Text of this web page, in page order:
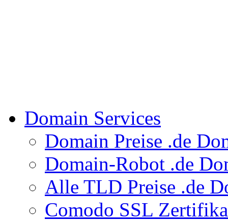
Domain Services
Domain Preise .de
Domain-Robot .de
Alle TLD Preise .de
Comodo SSL